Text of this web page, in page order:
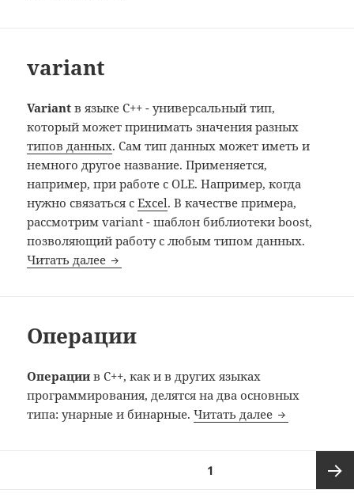
variant
Variant в языке C++ - универсальный тип,
который может принимать значения разных
типов данных. Сам тип данных может иметь и
немного другое название. Применяется,
например, при работе с OLE. Например, когда
нужно связаться сExcel. В качестве примера,
рассмотрим variant - шаблон библиотеки boost,
позволяющий работу с любым типом данных.
Читать далее variant
Операции
Операции в C++, как и в других языках
программирования, делятся на два основных
типа: унарные и бинарные.Читать далее Операции
1